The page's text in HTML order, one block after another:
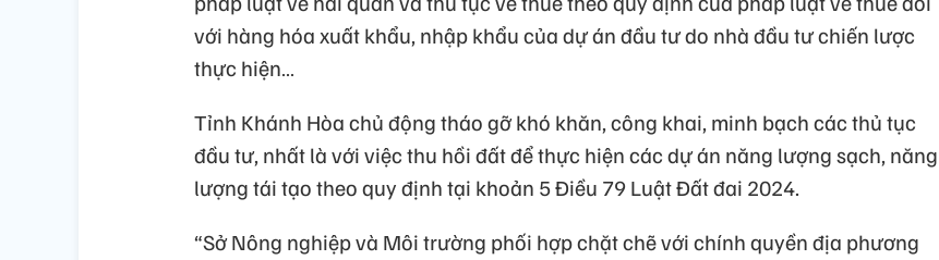
với hàng hóa xuất khẩu, nhập khẩu của dự án đầu tư do nhà đầu tư chiến lược
thực hiện…
Tỉnh Khánh Hòa chủ động tháo gỡ khó khăn, công khai, minh bạch các thủ tục
đầu tư, nhất là với việc thu hồi đất để thực hiện các dự án năng lượng sạch, năng
lượng tái tạo theo quy định tại khoản 5 Điều 79 Luật Đất đai 2024.
“Sở Nông nghiệp và Môi trường phối hợp chặt chẽ với chính quyền địa phương